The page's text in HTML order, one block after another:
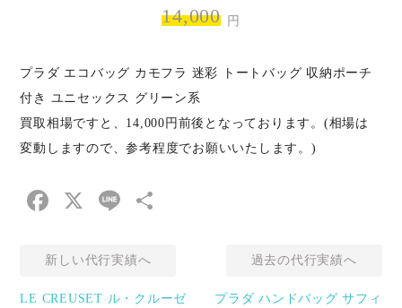
14,000 円
プラダ エコバッグ カモフラ 迷彩 トートバッグ 収納ポーチ
付き ユニセックス グリーン系
買取相場ですと、14,000円前後となっております。(相場は
変動しますので、参考程度でお願いいたします。)
Facebook
X Line
新しい代行実績へ
LE CREUSET ル・クルーゼ
過去の代行実績へ
プラダ ハンドバッグ サフィ